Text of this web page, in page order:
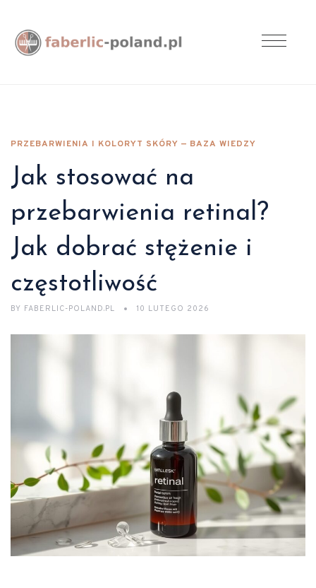
PRZEBARWIENIA I KOLORYT SKÓRY — BAZA WIEDZY
Jak stosować na
przebarwienia retinal?
Jak dobrać stężenie i
częstotliwość
BY FABERLIC-POLAND.PL 10 LUTEGO 2026